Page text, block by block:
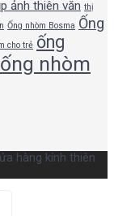
ảnh thiên văn thị
Ống nhòm Bosma Ống
cho trẻ ống
ống nhòm
hàng kính thiên